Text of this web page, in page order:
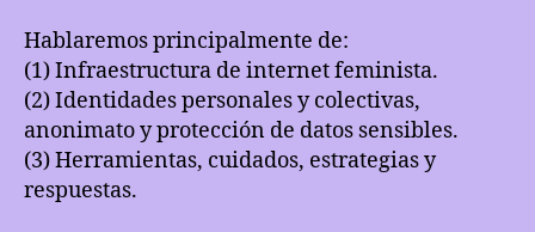
Hablaremos principalmente de:
(1) Infraestructura de internet feminista.
(2) Identidades personales y colectivas,
anonimato y protección de datos sensibles.
(3) Herramientas, cuidados, estrategias y
respuestas.